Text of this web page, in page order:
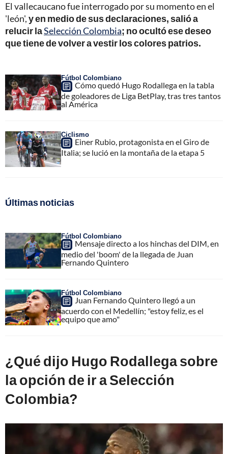
El vallecaucano fue interrogado por su momento en el
'león',y en medio de sus declaraciones, salió a
relucir laSelección Colombia; no ocultó ese deseo
que tiene de volver a vestir los colores patrios.
Fútbol Colombiano
Cómo quedó Hugo Rodallega en la tabla
de goleadores de Liga BetPlay, tras tres tantos
al América
Ciclismo
Einer Rubio, protagonista en el Giro de
Italia; se lució en la montaña de la etapa 5
Últimas noticias
Fútbol Colombiano
Mensaje directo a los hinchas del DIM, en
medio del 'boom' de la llegada de Juan
Fernando Quintero
Fútbol Colombiano
Juan Fernando Quintero llegó a un
acuerdo con el Medellín; "estoy feliz, es el
equipo que amo"
¿Qué dijo Hugo Rodallega sobre
la opción de ir a Selección
Colombia?